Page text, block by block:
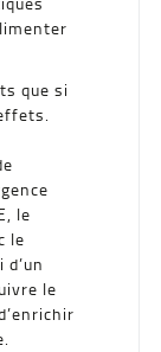
que si
le
le
le